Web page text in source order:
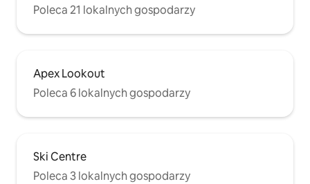
Poleca 21 lokalnych gospodarzy
Apex Lookout
Poleca 6 lokalnych gospodarzy
Ski Centre
Poleca 3 lokalnych gospodarzy